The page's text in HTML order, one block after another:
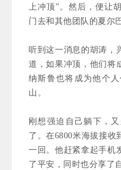
上冲顶”。然后，便让
门去和其他团队的夏尔
听到这一消息的胡涛，
道，如果冲顶，他们将
纳斯鲁也将成为他个
山。
刚想强迫自己躺下，
了。在6800米海拔接收
一回。他赶紧拿起手机
了平安，同时也分享了